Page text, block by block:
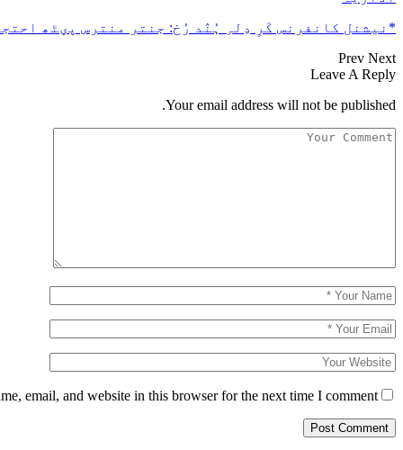
*نیشنل کانفرنس کَرِ دِلہِ ہُنٛد رُخ: جنتر منترس پؠٹھ
Prev Next
Leave A Reply
Your email address will not be published.
email, and website in this browser for the next time I comment.